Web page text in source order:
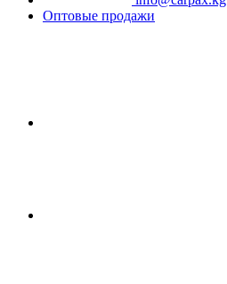
Оптовые продажи